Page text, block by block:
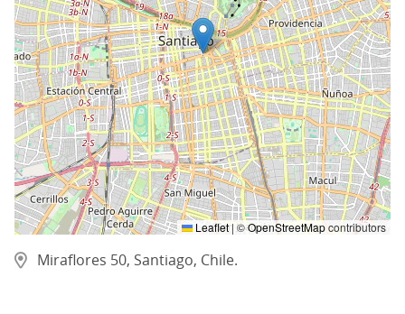
Leaflet| ©OpenStreetMapcontributors
Miraflores 50, Santiago, Chile.